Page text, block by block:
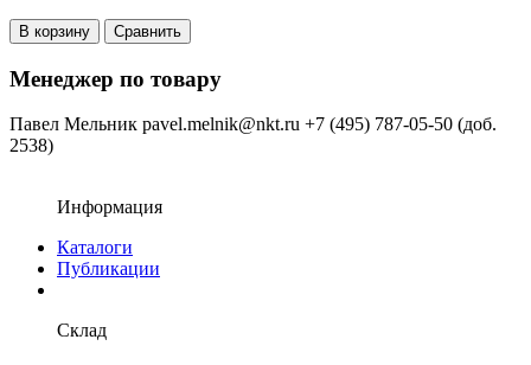
В корзину Сравнить
Менеджер по товару
Павел Мельник pavel.melnik@nkt.ru +7 (495) 787-05-50 (доб.
2538)
Информация
Каталоги
Публикации
Склад